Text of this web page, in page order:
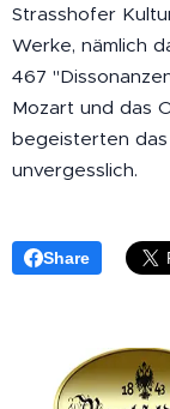
Strasshofer
Werke, nämlich
467
Mozart und das
begeisterten
unvergesslich.
Share